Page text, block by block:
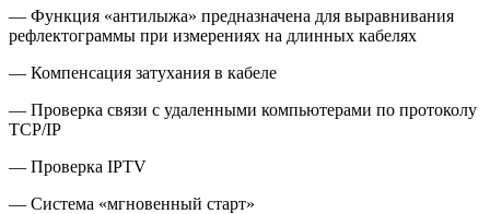
— Функция «антилыжа» предназначена для выравнивания
рефлектограммы при измерениях на длинных кабелях
— Компенсация затухания в кабеле
— Проверка связи с удаленными компьютерами по протоколу
TCP/IP
— Проверка IPTV
— Система «мгновенный старт»